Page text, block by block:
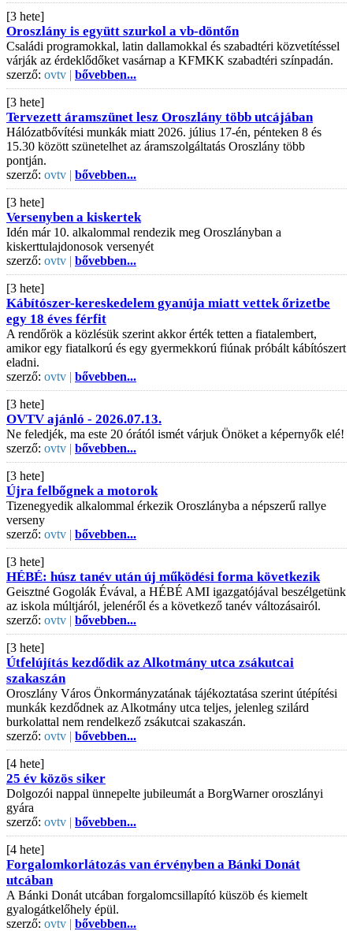
[3 hete]
Oroszlány is együtt szurkol a vb-döntőn
Családi programokkal, latin dallamokkal és szabadtéri közvetítéssel
várják az érdeklődőket vasárnap a KFMKK szabadtéri színpadán.
szerző: ovtv | bővebben...
[3 hete]
Tervezett áramszünet lesz Oroszlány több utcájában
Hálózatbővítési munkák miatt 2026. július 17-én, pénteken 8 és
15.30 között szünetelhet az áramszolgáltatás Oroszlány több
pontján.
szerző: ovtv | bővebben...
[3 hete]
Versenyben a kiskertek
Idén már 10. alkalommal rendezik meg Oroszlányban a
kiskerttulajdonosok versenyét
szerző: ovtv | bővebben...
[3 hete]
Kábítószer-kereskedelem gyanúja miatt vettek őrizetbe
egy 18 éves férfit
A rendőrök a közlésük szerint akkor érték tetten a fiatalembert,
amikor egy fiatalkorú és egy gyermekkorú fiúnak próbált kábítószert
eladni.
szerző: ovtv | bővebben...
[3 hete]
OVTV ajánló - 2026.07.13.
Ne feledjék, ma este 20 órától ismét várjuk Önöket a képernyők elé!
szerző: ovtv | bővebben...
[3 hete]
Újra felbőgnek a motorok
Tizenegyedik alkalommal érkezik Oroszlányba a népszerű rallye
verseny
szerző: ovtv | bővebben...
[3 hete]
HÉBÉ: húsz tanév után új működési forma következik
Geisztné Gogolák Évával, a HÉBÉ AMI igazgatójával beszélgetünk
az iskola múltjáról, jelenéről és a következő tanév változásairól.
szerző: ovtv | bővebben...
[3 hete]
Útfelújítás kezdődik az Alkotmány utca zsákutcai
szakaszán
Oroszlány Város Önkormányzatának tájékoztatása szerint útépítési
munkák kezdődnek az Alkotmány utca teljes, jelenleg szilárd
burkolattal nem rendelkező zsákutcai szakaszán.
szerző: ovtv | bővebben...
[4 hete]
25 év közös siker
Dolgozói nappal ünnepelte jubileumát a BorgWarner oroszlányi
gyára
szerző: ovtv | bővebben...
[4 hete]
Forgalomkorlátozás van érvényben a Bánki Donát
utcában
A Bánki Donát utcában forgalomcsillapító küszöb és kiemelt
gyalogátkelőhely épül.
szerző: ovtv | bővebben...